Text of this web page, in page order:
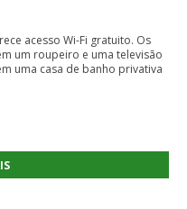
acesso Wi-Fi gratuito. Os
um roupeiro e uma televisão
uma casa de banho privativa